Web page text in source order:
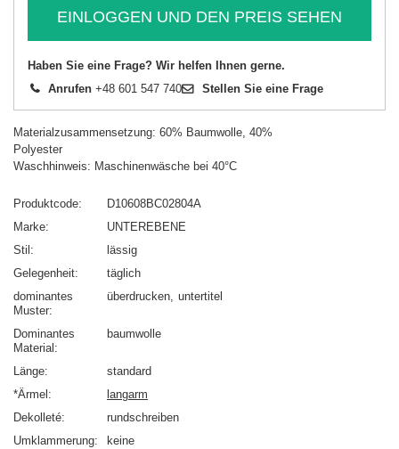
EINLOGGEN UND DEN PREIS SEHEN
Haben Sie eine Frage? Wir helfen Ihnen gerne.
Anrufen +48 601 547 740 Stellen Sie eine Frage
Materialzusammensetzung: 60% Baumwolle, 40%
Polyester
Waschhinweis: Maschinenwäsche bei 40°C
Produktcode
D10608BC02804A
Marke
UNTEREBENE
Stil
lässig
Gelegenheit
täglich
dominantes
Muster
überdrucken untertitel
Dominantes
Material
baumwolle
Länge
standard
*Ärmel
langarm
Dekolleté
rundschreiben
Umklammerung
keine